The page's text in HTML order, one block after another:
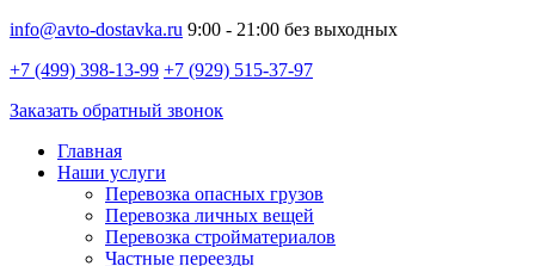
info@avto-dostavka.ru 9:00 - 21:00 без выходных
+7 (499) 398-13-99 +7 (929) 515-37-97
Заказать обратный звонок
Главная
Наши услуги
Перевозка опасных грузов
Перевозка личных вещей
Перевозка стройматериалов
Частные переезды